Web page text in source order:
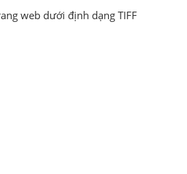
web dưới định dạng TIFF